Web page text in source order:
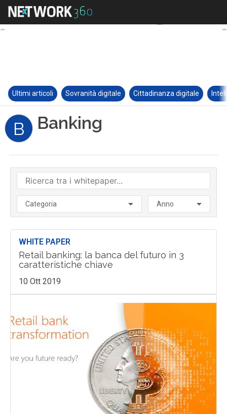
Ultimi articoli Sovranità digitale Cittadinanza digitale
B Banking
Categoria Anno
WHITE PAPER
Retail banking: la banca del futuro in 3
caratteristiche chiave
10 Ott 2019